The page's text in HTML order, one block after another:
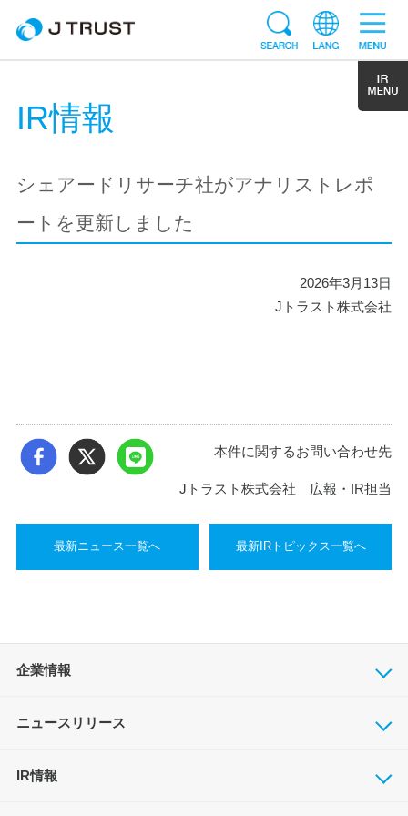
IR情報
シェアードリサーチ社がアナリストレポ
ートを更新しました
2026年3月13日
Jトラスト株式会社
本件に関するお問い合わせ先
Jトラスト株式会社 広報・IR担当
最新ニュース一覧へ 最新IRトピックス一覧へ
企業情報
ニュースリリース
IR情報